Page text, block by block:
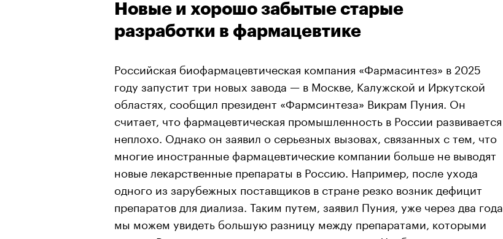
Новые и хорошо забытые старые
разработки в фармацевтике
Российская биофармацевтическая компания «Фармасинтез» в 2025
году запустит три новых завода — в Москве, Калужской и Иркутской
областях, сообщил президент «Фармсинтеза» Викрам Пуния. Он
считает, что фармацевтическая промышленность в России развивается
неплохо. Однако он заявил о серьезных вызовах, связанных с тем, что
многие иностранные фармацевтические компании больше не выводят
новые лекарственные препараты в Россию. Например, после ухода
одного из зарубежных поставщиков в стране резко возник дефицит
препаратов для диализа. Таким путем, заявил Пуния, уже через два года
мы можем увидеть большую разницу между препаратами, которыми